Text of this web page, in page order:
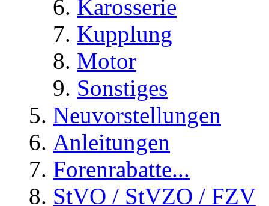
Karosserie
Kupplung
Motor
Sonstiges
Neuvorstellungen
Anleitungen
Forenrabatte...
StVO / StVZO / FZV